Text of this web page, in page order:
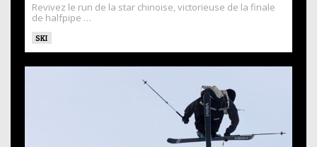
Revivez le run de la star chinoise, victorieuse de la finale
de halfpipe …
SKI